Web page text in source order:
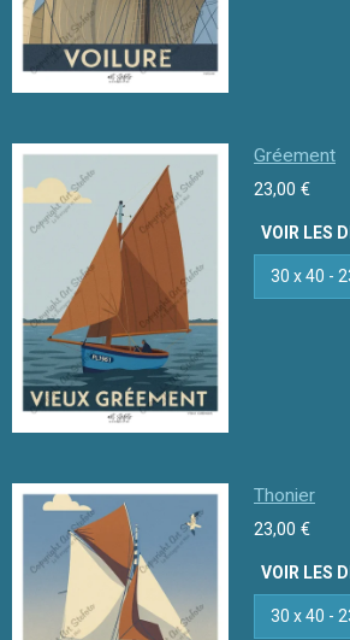
Gréement
23,00 €
VOIR LES
Thonier
23,00 €
VOIR LES